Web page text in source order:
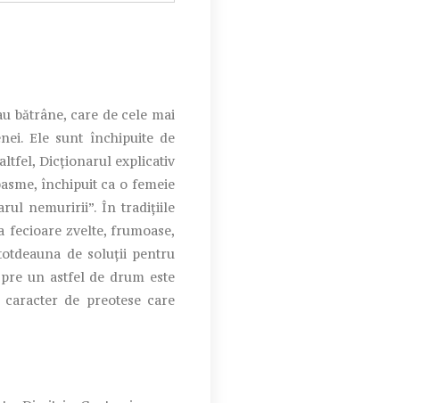
care de cele mai
Ele sunt închipuite de
Dicţionarul explicativ
închipuit ca o femeie
nemuririi”. În tradiţiile
fecioare zvelte, frumoase,
de soluţii pentru
un astfel de drum este
de preotese care